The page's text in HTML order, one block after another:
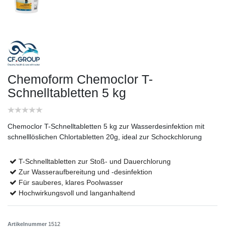
Chemoform Chemoclor T-
Schnelltabletten 5 kg
Chemoclor T-Schnelltabletten 5 kg zur Wasserdesinfektion mit
schnelllöslichen Chlortabletten 20g, ideal zur Schockchlorung
T-Schnelltabletten zur Stoß- und Dauerchlorung
Zur Wasseraufbereitung und -desinfektion
Für sauberes, klares Poolwasser
Hochwirkungsvoll und langanhaltend
Artikelnummer 1512